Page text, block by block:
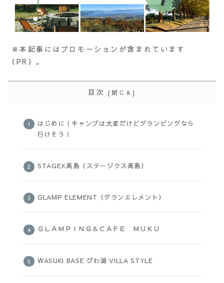
※本記事にはプロモーションが含まれています
（PR）。
目次
はじめに｜キャンプは大変だけどグランピングなら
行けそう！
STAGEX高島（ステージクス高島）
GLAMP ELEMENT（グランエレメント）
ＧＬＡＭＰＩＮＧ＆ＣＡＦＥ ＭＵＫＵ
WASUKI BASE びわ湖 VILLA STYLE